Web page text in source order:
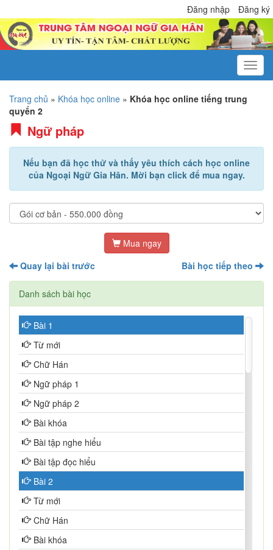
Đăng nhập Đăng ký
Trang chủ » Khóa học online » Khóa học online tiếng trung
quyển 2
Ngữ pháp
Nếu bạn đã học thử và thấy yêu thích cách học online
của Ngoại Ngữ Gia Hân. Mời bạn click để mua ngay.
Mua ngay
Quay lại bài trước
Bài học tiếp theo
Danh sách bài học
Bài 1
Từ mới
Chữ Hán
Ngữ pháp 1
Ngữ pháp 2
Bài khóa
Bài tập nghe hiểu
Bài tập đọc hiểu
Bài 2
Từ mới
Chữ Hán
Bài khóa